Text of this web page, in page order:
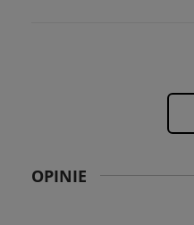
OPINIE